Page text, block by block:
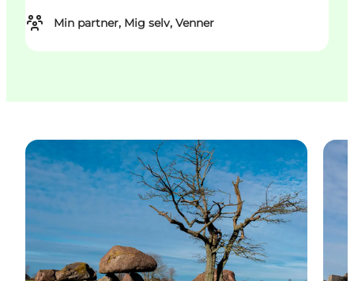
Min partner, Mig selv, Venner